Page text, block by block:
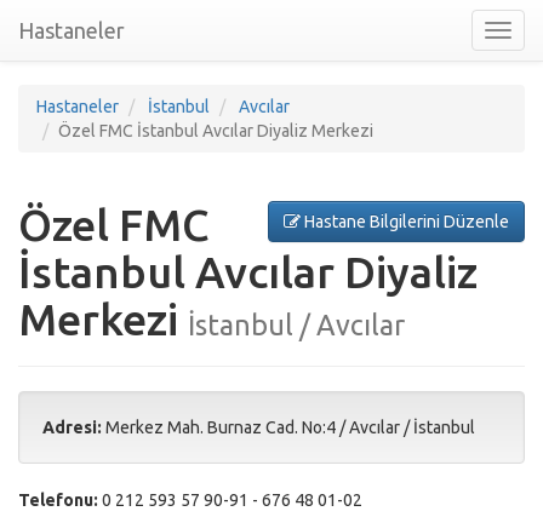
nav
Hastaneler
Hastaneler İstanbul
Avcılar
Özel FMC İstanbul Avcılar Diyaliz Merkezi
Hastane Bilgilerini Düzenle
Özel FMC
İstanbul Avcılar Diyaliz
Merkezi İstanbul / Avcılar
Adresi: Merkez Mah. Burnaz Cad. No:4 /Avcılar /İstanbul
Telefonu: 0 212 593 57 90-91 - 676 48 01-02